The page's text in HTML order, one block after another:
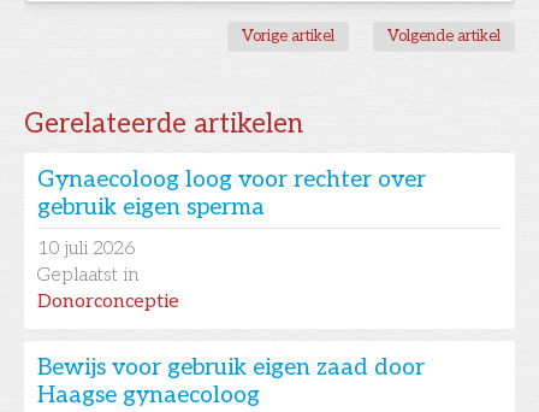
Vorige artikel Volgende artikel
Gerelateerde artikelen
Gynaecoloog loog voor rechter over
gebruik eigen sperma
10 juli 2026
Geplaatst in
Donorconceptie
Bewijs voor gebruik eigen zaad door
Haagse gynaecoloog